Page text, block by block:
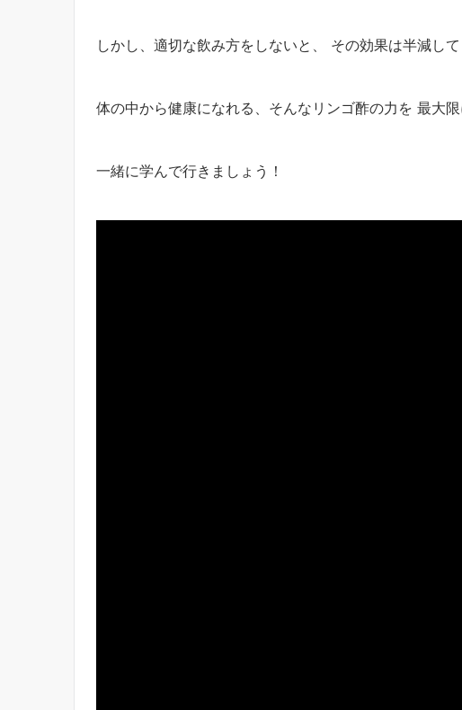
しかし、適切な飲み方をしないと、 その効果は半減して
体の中から健康になれる、そんなリンゴ酢の力を 最大限
一緒に学んで行きましょう！